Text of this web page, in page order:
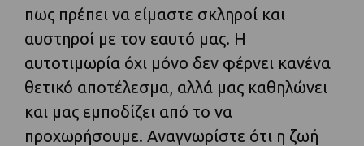
πως πρέπει να είμαστε σκληροί και
αυστηροί με τον εαυτό μας. Η
αυτοτιμωρία όχι μόνο δεν φέρνει κανένα
θετικό αποτέλεσμα, αλλά μας καθηλώνει
και μας εμποδίζει από το να
προχωρήσουμε. Αναγνωρίστε ότι η ζωή